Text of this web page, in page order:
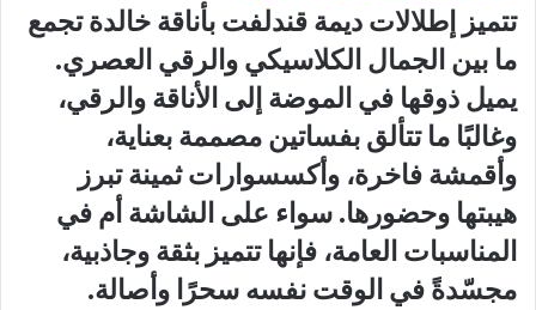
تتميز إطلالات ديمة قندلفت بأناقة خالدة تجمع
ما بين الجمال الكلاسيكي والرقي العصري.
يميل ذوقها في الموضة إلى الأناقة والرقي،
وغالبًا ما تتألق بفساتين مصممة بعناية،
وأقمشة فاخرة، وأكسسوارات ثمينة تبرز
هيبتها وحضورها. سواء على الشاشة أم في
المناسبات العامة، فإنها تتميز بثقة وجاذبية،
مجسّدةً في الوقت نفسه سحرًا وأصالة.